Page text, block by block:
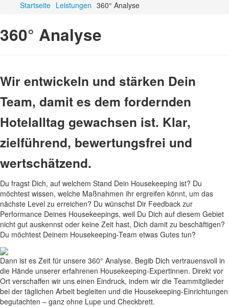
Startseite Leistungen 360° Analyse
360° Analyse
Wir entwickeln und stärken Dein
Team, damit es dem fordernden
Hotelalltag gewachsen ist. Klar,
zielführend, bewertungsfrei und
wertschätzend.
Du fragst Dich, auf welchem Stand Dein Housekeeping ist? Du
möchtest wissen, welche Maßnahmen ihr ergreifen könnt, um das
nächste Level zu erreichen? Du wünschst Dir Feedback zur
Performance Deines Housekeepings, weil Du Dich auf diesem Gebiet
nicht gut auskennst oder keine Zeit hast, Dich damit zu beschäftigen?
Du möchtest Deinem Housekeeping-Team etwas Gutes tun?
Dann ist es Zeit für unsere 360° Analyse. Begib Dich vertrauensvoll in
die Hände unserer erfahrenen Housekeeping-Expertinnen. Direkt vor
Ort verschaffen wir uns einen Eindruck, indem wir die Teammitglieder
bei der täglichen Arbeit begleiten und die Housekeeping-Einrichtungen
begutachten – ganz ohne Lupe und Checkbrett.